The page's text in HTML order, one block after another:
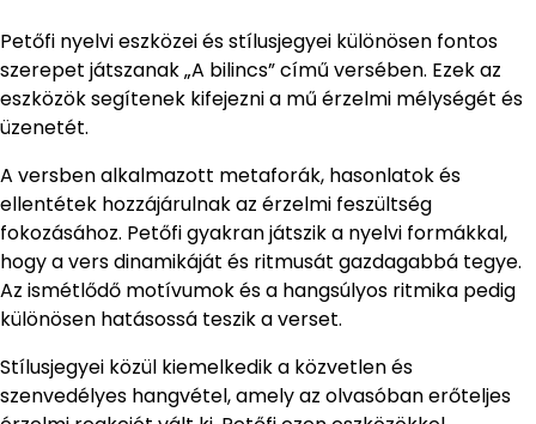
Petőfi nyelvi eszközei és stílusjegyei különösen fontos
szerepet játszanak „A bilincs” című versében. Ezek az
eszközök segítenek kifejezni a mű érzelmi mélységét és
üzenetét.
A versben alkalmazott metaforák, hasonlatok és
ellentétek hozzájárulnak az érzelmi feszültség
fokozásához. Petőfi gyakran játszik a nyelvi formákkal,
hogy a vers dinamikáját és ritmusát gazdagabbá tegye.
Az ismétlődő motívumok és a hangsúlyos ritmika pedig
különösen hatásossá teszik a verset.
Stílusjegyei közül kiemelkedik a közvetlen és
szenvedélyes hangvétel, amely az olvasóban erőteljes